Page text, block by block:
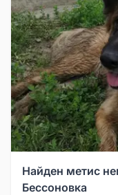
Найден метис
Бессоновка